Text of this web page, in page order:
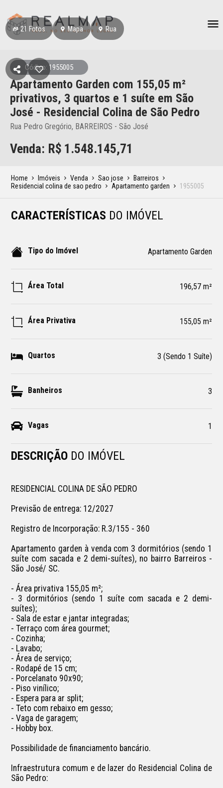
21 Fotos Mapa Rua
Código: 1955005
Apartamento Garden com 155,05 m²
privativos, 3 quartos e 1 suíte em São
José - Residencial Colina de São Pedro
Rua Pedro Gregório, BARREIROS - São José
Venda: R$ 1.548.145,71
Home Imóveis Venda Sao jose
Barreiros
Residencial colina de sao pedro
Apartamento garden 1955005
CARACTERÍSTICAS DO IMÓVEL
Tipo do Imóvel Apartamento Garden
Área Total 196,57 m²
Área Privativa 155,05 m²
Quartos 3 (Sendo 1 Suíte)
Banheiros 3
Vagas 1
DESCRIÇÃO DO IMÓVEL
RESIDENCIAL COLINA DE SÃO PEDRO
Previsão de entrega: 12/2027
Registro de Incorporação: R.3/155 - 360
Apartamento garden à venda com 3 dormitórios (sendo 1
suíte com sacada e 2 demi-suítes), no bairro Barreiros -
São José/ SC.
- Área privativa 155,05 m²;
- 3 dormitórios (sendo 1 suíte com sacada e 2 demi-
suítes);
- Sala de estar e jantar integradas;
- Terraço com área gourmet;
- Cozinha;
- Lavabo;
- Área de serviço;
- Rodapé de 15 cm;
- Porcelanato 90x90;
- Piso vinílico;
- Espera para ar split;
- Teto com rebaixo em gesso;
- Vaga de garagem;
- Hobby box.
Possibilidade de financiamento bancário.
Infraestrutura comum e de lazer do Residencial Colina de
São Pedro: